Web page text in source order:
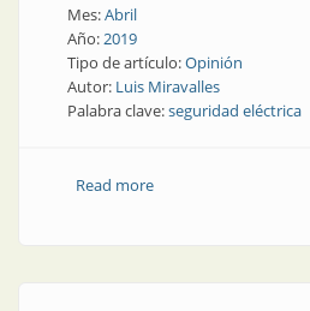
Mes:Abril
Año:2019
Tipo de artículo:Opinión
Autor: Luis Miravalles
Palabra clave:seguridad eléctrica
Read moreabout Suplemento